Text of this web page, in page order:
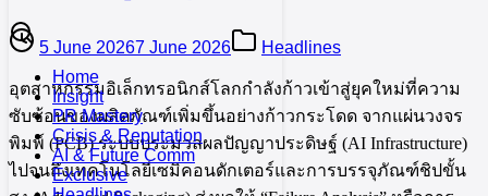
Home
Insight
PR Mastery
Crisis & Reputation
AI & Future Comm
Exclusive
5 June 20267 June 2026 Headlines
อุตสาหกรรมอิเล็กทรอนิกส์โลกกำลังก้าวเข้าสู่ยุคใหม่ที่ความ
ซับซ้อนของผลิตภัณฑ์เพิ่มขึ้นอย่างก้าวกระโดด จากแผ่นวงจร
พิมพ์ (PCB) ระบบประมวลผลปัญญาประดิษฐ์ (AI Infrastructure)
ไปจนถึงเทคโนโลยีเซมิคอนดักเตอร์และการบรรจุภัณฑ์ชิปขั้น